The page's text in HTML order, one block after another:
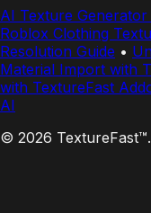
AI Texture
Roblox Clothing
Resolution Guide •
Material Import with
with TextureFast
AI
© 2026